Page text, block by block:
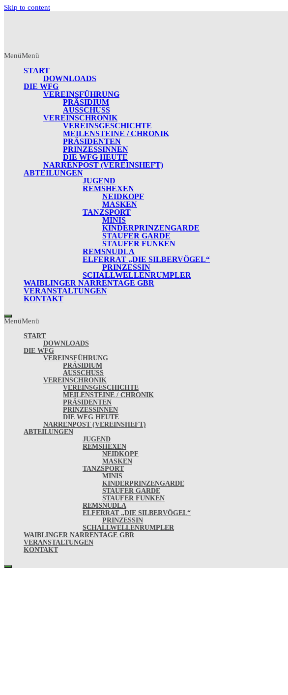
Skip to content
MenüMenü
START
DOWNLOADS
DIE WFG
VEREINSFÜHRUNG
PRÄSIDIUM
AUSSCHUSS
VEREINSCHRONIK
VEREINSGESCHICHTE
MEILENSTEINE / CHRONIK
PRÄSIDENTEN
PRINZESSINNEN
DIE WFG HEUTE
NARRENPOST (VEREINSHEFT)
ABTEILUNGEN
JUGEND
REMSHEXEN
NEIDKOPF
MASKEN
TANZSPORT
MINIS
KINDERPRINZENGARDE
STAUFER GARDE
STAUFER FUNKEN
REMSNUDLA
ELFERRAT „DIE SILBERVÖGEL“
PRINZESSIN
SCHALLWELLENRUMPLER
WAIBLINGER NARRENTAGE GBR
VERANSTALTUNGEN
KONTAKT
MenüMenü
START
DOWNLOADS
DIE WFG
VEREINSFÜHRUNG
PRÄSIDIUM
AUSSCHUSS
VEREINSCHRONIK
VEREINSGESCHICHTE
MEILENSTEINE / CHRONIK
PRÄSIDENTEN
PRINZESSINNEN
DIE WFG HEUTE
NARRENPOST (VEREINSHEFT)
ABTEILUNGEN
JUGEND
REMSHEXEN
NEIDKOPF
MASKEN
TANZSPORT
MINIS
KINDERPRINZENGARDE
STAUFER GARDE
STAUFER FUNKEN
REMSNUDLA
ELFERRAT „DIE SILBERVÖGEL“
PRINZESSIN
SCHALLWELLENRUMPLER
WAIBLINGER NARRENTAGE GBR
VERANSTALTUNGEN
KONTAKT